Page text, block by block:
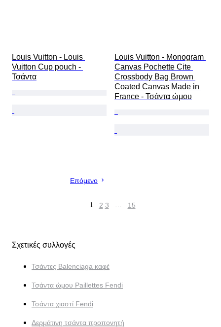
Louis Vuitton - Louis
Vuitton Cup pouch -
Τσάντα
Louis Vuitton - Monogram
Canvas Pochette Cite
Crossbody Bag Brown
Coated Canvas Made in
France - Τσάντα ώμου
Επόμενο
1 2 3 … 15
Σχετικές συλλογές
Τσάντες Balenciaga καφέ
Τσάντα ώμου Paillettes Fendi
Τσάντα χιαστί Fendi
Δερμάτινη τσάντα προπονητή